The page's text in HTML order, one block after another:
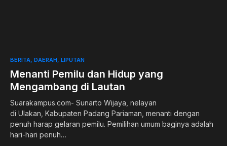
BERITA DAERAH LIPUTAN
Menanti Pemilu dan Hidup yang
Mengambang di Lautan
Suarakampus.com- Sunarto Wijaya, nelayan
di Ulakan, Kabupaten Padang Pariaman, menanti dengan
penuh harap gelaran pemilu. Pemilihan umum baginya adalah
hari-hari penuh…